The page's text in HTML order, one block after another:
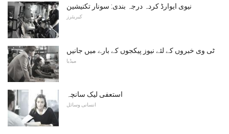
نیوی ایوارڈ کردہ درجہ بندی: سونار تکنیشین
کیریئرز
ٹی وی خبروں کے لئے نیوز پیکجوں کے بارے میں جانیں
میڈیا
استعفی لیک سانچہ
انسانی وسائل